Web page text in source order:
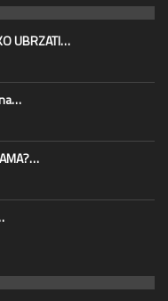
UBRZATI…